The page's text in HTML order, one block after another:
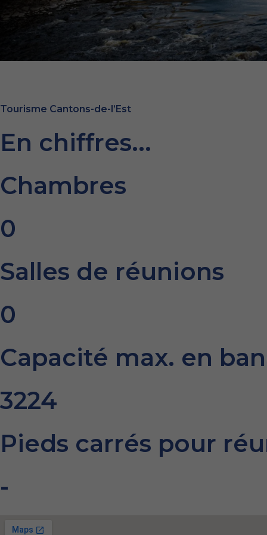
Tourisme Cantons-de-l’Est
En chiffres...
Chambres
0
Salles de réunions
0
Capacité max. en
3224
Pieds carrés pour
-